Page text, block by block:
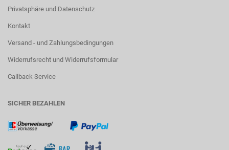
Privatsphäre und Datenschutz
Kontakt
Versand - und Zahlungsbedingungen
Widerrufsrecht und Widerrufsformular
Callback Service
SICHER BEZAHLEN